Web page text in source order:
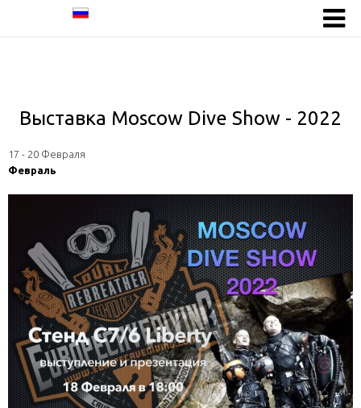
Выставка Moscow Dive Show - 2022
17 - 20 Февраля
Февраль